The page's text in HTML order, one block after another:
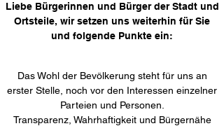
Liebe Bürgerinnen und Bürger der Stadt und
Ortsteile, wir setzen uns weiterhin für Sie
und folgende Punkte ein:
Das Wohl der Bevölkerung steht für uns an
erster Stelle, noch vor den Interessen einzelner
Parteien und Personen.
Transparenz, Wahrhaftigkeit und Bürgernähe